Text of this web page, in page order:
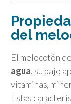
del
El melocotón
agua, su bajo
vitaminas,
Estas